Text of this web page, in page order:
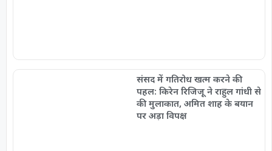
संसद में गतिरोध खत्म करने की
पहल: किरेन रिजिजू ने राहुल गांधी से
की मुलाकात, अमित शाह के बयान
पर अड़ा विपक्ष